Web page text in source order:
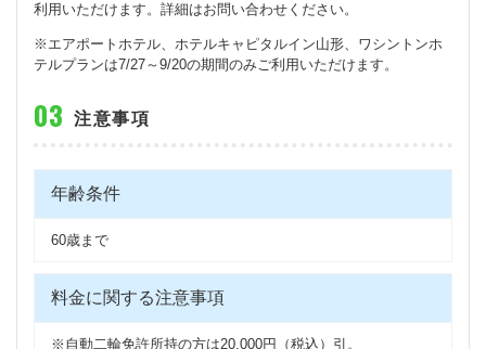
利用いただけます。詳細はお問い合わせください。
※エアポートホテル、ホテルキャピタルイン山形、ワシントンホ
テルプランは7/27～9/20の期間のみご利用いただけます。
注意事項
年齢条件
60歳まで
料金に関する注意事項
※自動二輪免許所持の方は20,000円（税込）引。